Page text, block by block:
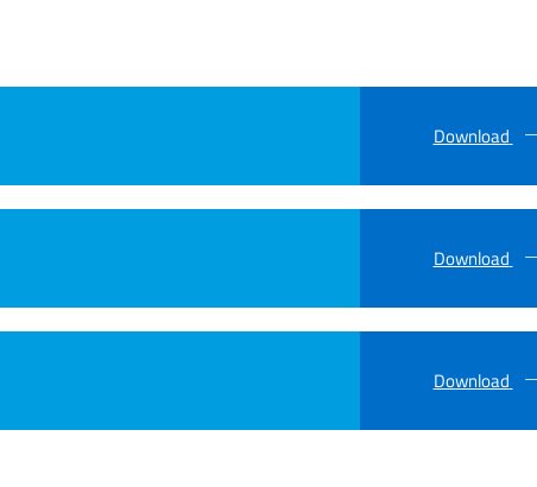
Download
Download
Download